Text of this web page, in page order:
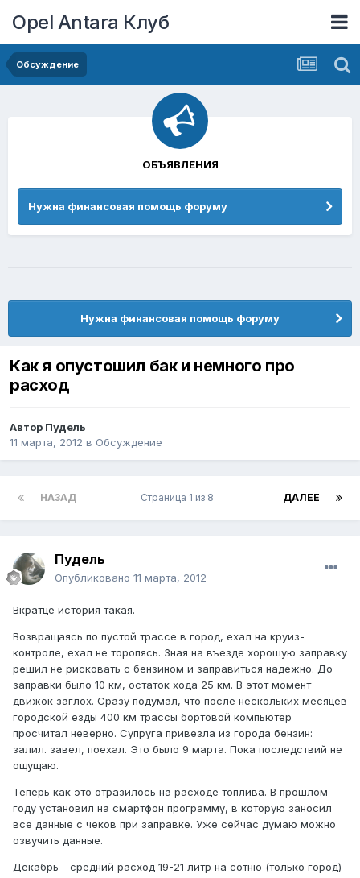
Opel Antara Клуб
Обсуждение
Нужна финансовая помощь форуму
Как я опустошил бак и немного про
расход
Автор Пудель
11 марта, 2012 в Обсуждение
НАЗАД ДАЛЕЕ
Страница 1 из 8
Пудель
Опубликовано 11 марта, 2012
Вкратце история такая.
Возвращаясь по пустой трассе в город, ехал на круиз-
контроле, ехал не торопясь. Зная на въезде хорошую заправку
решил не рисковать с бензином и заправиться надежно. До
заправки было 10 км, остаток хода 25 км. В этот момент
движок заглох. Сразу подумал, что после нескольких месяцев
городской езды 400 км трассы бортовой компьютер
просчитал неверно. Супруга привезла из города бензин:
залил. завел, поехал. Это было 9 марта. Пока последствий не
ощущаю.
Теперь как это отразилось на расходе топлива. В прошлом
году установил на смартфон программу, в которую заносил
все данные с чеков при заправке. Уже сейчас думаю можно
озвучить данные.
Декабрь - средний расход 19-21 литр на сотню (только город)
ОБЪЯВЛЕНИЯ
Нужна финансовая помощь форуму